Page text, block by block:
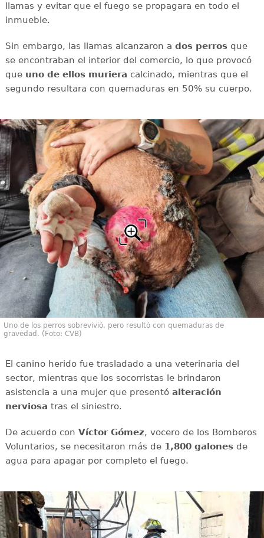
llamas y evitar que el fuego se propagara en todo el
inmueble.
Sin embargo, las llamas alcanzaron a dos perrosque
se encontraban el interior del comercio, lo que provocó
que uno de ellos muriera calcinado, mientras que el
segundo resultara con quemaduras en 50% su cuerpo.
Uno de los perros sobrevivió, pero resultó con quemaduras de
gravedad. (Foto: CVB)
El canino herido fue trasladado a una veterinaria del
sector, mientras que los socorristas le brindaron
asistencia a una mujer que presentó alteración
nerviosa tras el siniestro.
De acuerdo con Víctor Gómez, vocero de los Bomberos
Voluntarios, se necesitaron más de 1,800 galonesde
agua para apagar por completo el fuego.